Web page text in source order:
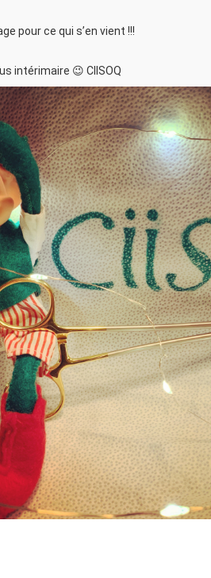
pour ce qui s’en vient !!!
intérimaire 😉 CIISOQ